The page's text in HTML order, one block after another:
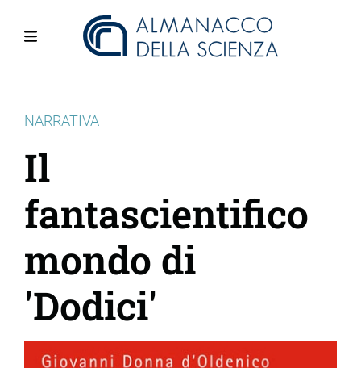
NARRATIVA
Il
fantascientifico
mondo di
'Dodici'